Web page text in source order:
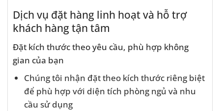
Dịch vụ đặt hàng linh hoạt và hỗ trợ
khách hàng tận tâm
Đặt kích thước theo yêu cầu, phù hợp không
gian của bạn
Chúng tôi nhận đặt theo kích thước riêng biệt
để phù hợp với diện tích phòng ngủ và nhu
cầu sử dụng